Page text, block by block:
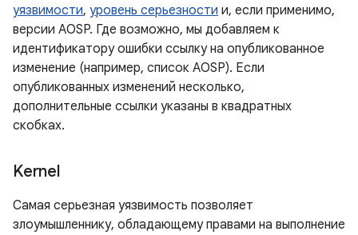
уязвимости, уровень серьезности и, если применимо,
версии AOSP. Где возможно, мы добавляем к
идентификатору ошибки ссылку на опубликованное
изменение (например, список AOSP). Если
опубликованных изменений несколько,
дополнительные ссылки указаны в квадратных
скобках.
Kernel
Самая серьезная уязвимость позволяет
злоумышленнику, обладающему правами на выполнение